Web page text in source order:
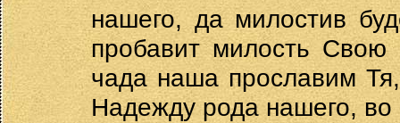
нашего, да милостив
пробавит милость
чада наша прославим
Надежду рода нашего, во